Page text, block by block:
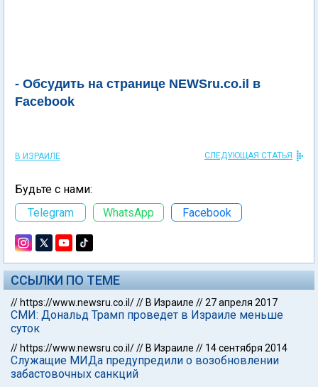
- Обсудить на странице NEWSru.co.il в
Facebook
В ИЗРАИЛЕ СЛЕДУЮЩАЯ СТАТЬЯ
Будьте с нами:
Telegram
WhatsApp Facebook
ССЫЛКИ ПО ТЕМЕ
// https://www.newsru.co.il/// В Израиле //27 апреля 2017
СМИ: Дональд Трамп проведет в Израиле меньше
суток
// https://www.newsru.co.il/// В Израиле // 14 сентября 2014
Служащие МИДа предупредили о возобновлении
забастовочных санкций